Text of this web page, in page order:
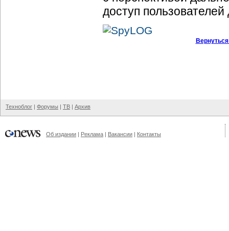
доступ
Техноблог | Форумы | ТВ | Архив
Об издании | Реклама | Вакансии | Контакты